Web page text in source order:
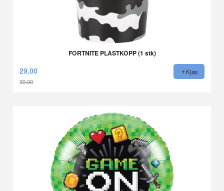
FORTNITE PLASTKOPP (1 stk)
29,00
39,00
Kjøp